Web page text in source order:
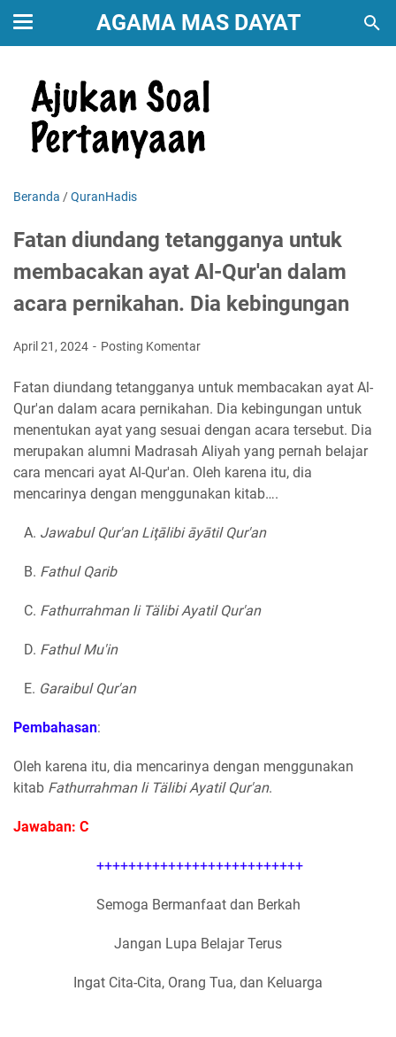
AGAMA MAS DAYAT
Beranda /QuranHadis
Fatan diundang tetangganya untuk
membacakan ayat Al-Qur'an dalam
acara pernikahan. Dia kebingungan
April 21, 2024 Posting Komentar
Fatan diundang tetangganya untuk membacakan ayat Al-
Qur'an dalam acara pernikahan. Dia kebingungan untuk
menentukan ayat yang sesuai dengan acara tersebut. Dia
merupakan alumni Madrasah Aliyah yang pernah belajar
cara mencari ayat Al-Qur'an. Oleh karena itu, dia
mencarinya dengan menggunakan kitab….
A. Jawabul Qur'an Liţālibi āyātil Qur'an
B. Fathul Qarib
C. Fathurrahman li Tälibi Ayatil Qur'an
D. Fathul Mu'in
E. Garaibul Qur'an
Pembahasan:
Oleh karena itu, dia mencarinya dengan menggunakan
kitab Fathurrahman li Tälibi Ayatil Qur'an.
Jawaban: C
++++++++++++++++++++++++++
Semoga Bermanfaat dan Berkah
Jangan Lupa Belajar Terus
Ingat Cita-Cita, Orang Tua, dan Keluarga